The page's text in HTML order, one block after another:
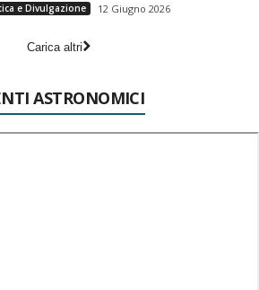
e Divulgazione 12 Giugno 2026
Carica altri
ASTRONOMICI